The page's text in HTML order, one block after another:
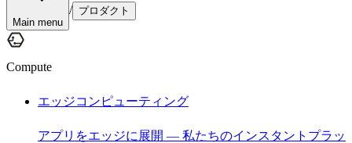
Main menu
/ プロダクト
Compute
エッジコンピューティング
アプリをエッジに展開 — 私たちのインスタントプラッ